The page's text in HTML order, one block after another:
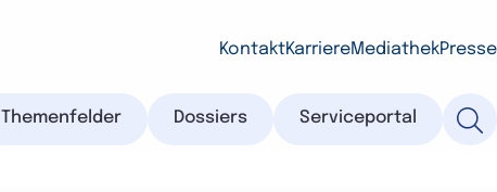
KontaktKarriereMediathekPresse
Themenfelder Dossiers Serviceportal